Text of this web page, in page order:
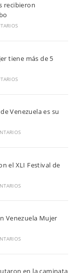
recibieron
tiene más de 5
Venezuela es su
el XLI Festival de
Venezuela Mujer